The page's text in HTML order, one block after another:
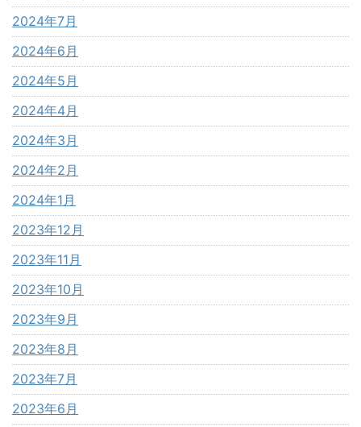
2024年7月
2024年6月
2024年5月
2024年4月
2024年3月
2024年2月
2024年1月
2023年12月
2023年11月
2023年10月
2023年9月
2023年8月
2023年7月
2023年6月